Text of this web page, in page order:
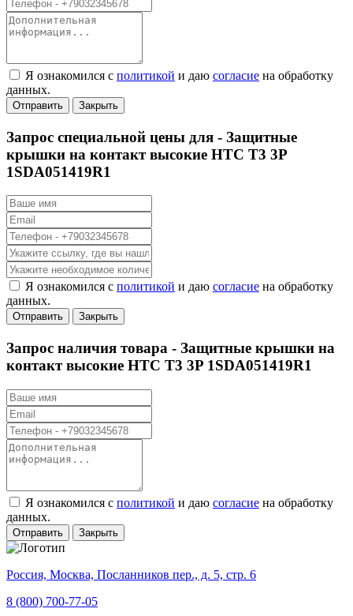
Я ознакомился с политикой и даю согласие на обработку
данных.
Отправить Закрыть
Запрос специальной цены для - Защитные
крышки на контакт высокие НТС Т3 3P
1SDA051419R1
Я ознакомился с политикой и даю согласие на обработку
данных.
Отправить Закрыть
Запрос наличия товара - Защитные крышки на
контакт высокие НТС Т3 3P 1SDA051419R1
Я ознакомился с политикой и даю согласие на обработку
данных.
Отправить Закрыть
Россия, Москва, Посланников пер., д. 5, стр. 6
8 (800) 700-77-05